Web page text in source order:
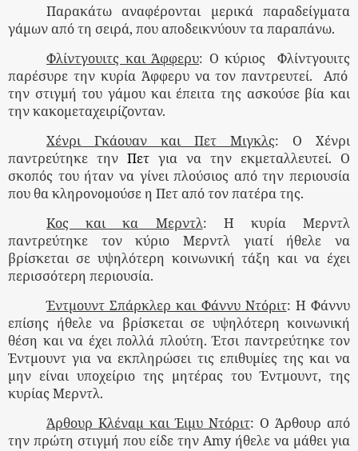
Παρακάτω αναφέρονται μερικά παραδείγματα
γάμων από τη σειρά, που αποδεικνύουν τα παραπάνω.
Φλίντγουιτς και Άφφερυ: Ο κύριος Φλίντγουιτς
παρέσυρε την κυρία Άφφερυ να τον παντρευτεί.
Από
την στιγμή του γάμου και έπειτα της ασκούσε βία και
την κακομεταχειρίζονταν.
Χένρι Γκάουαν και Πετ Μιγκλς: Ο Χένρι
παντρεύτηκε την Πετ για να την εκμεταλλευτεί. Ο
σκοπός του ήταν να γίνει πλούσιος από την περιουσία
που θα κληρονομούσε η Πετ από τον πατέρα της.
Κος και κα Μερντλ: Η κυρία Μερντλ
παντρεύτηκε τον κύριο Μερντλ γιατί ήθελε να
βρίσκεται σε υψηλότερη κοινωνική τάξη και να έχει
περισσότερη περιουσία.
Έντμουντ Σπάρκλερ και Φάννυ Ντόριτ: Η Φάννυ
επίσης ήθελε να βρίσκεται σε υψηλότερη κοινωνική
θέση και να έχει πολλά πλούτη. Έτσι παντρεύτηκε τον
Έντμουντ για να εκπληρώσει τις επιθυμίες της και να
μην είναι υποχείριο της μητέρας του Έντμουντ, της
κυρίας Μερντλ.
Άρθουρ Κλέναμ και Έιμυ Ντόριτ: Ο Άρθουρ από
την πρώτη στιγμή που είδε την Amy ήθελε να μάθει για